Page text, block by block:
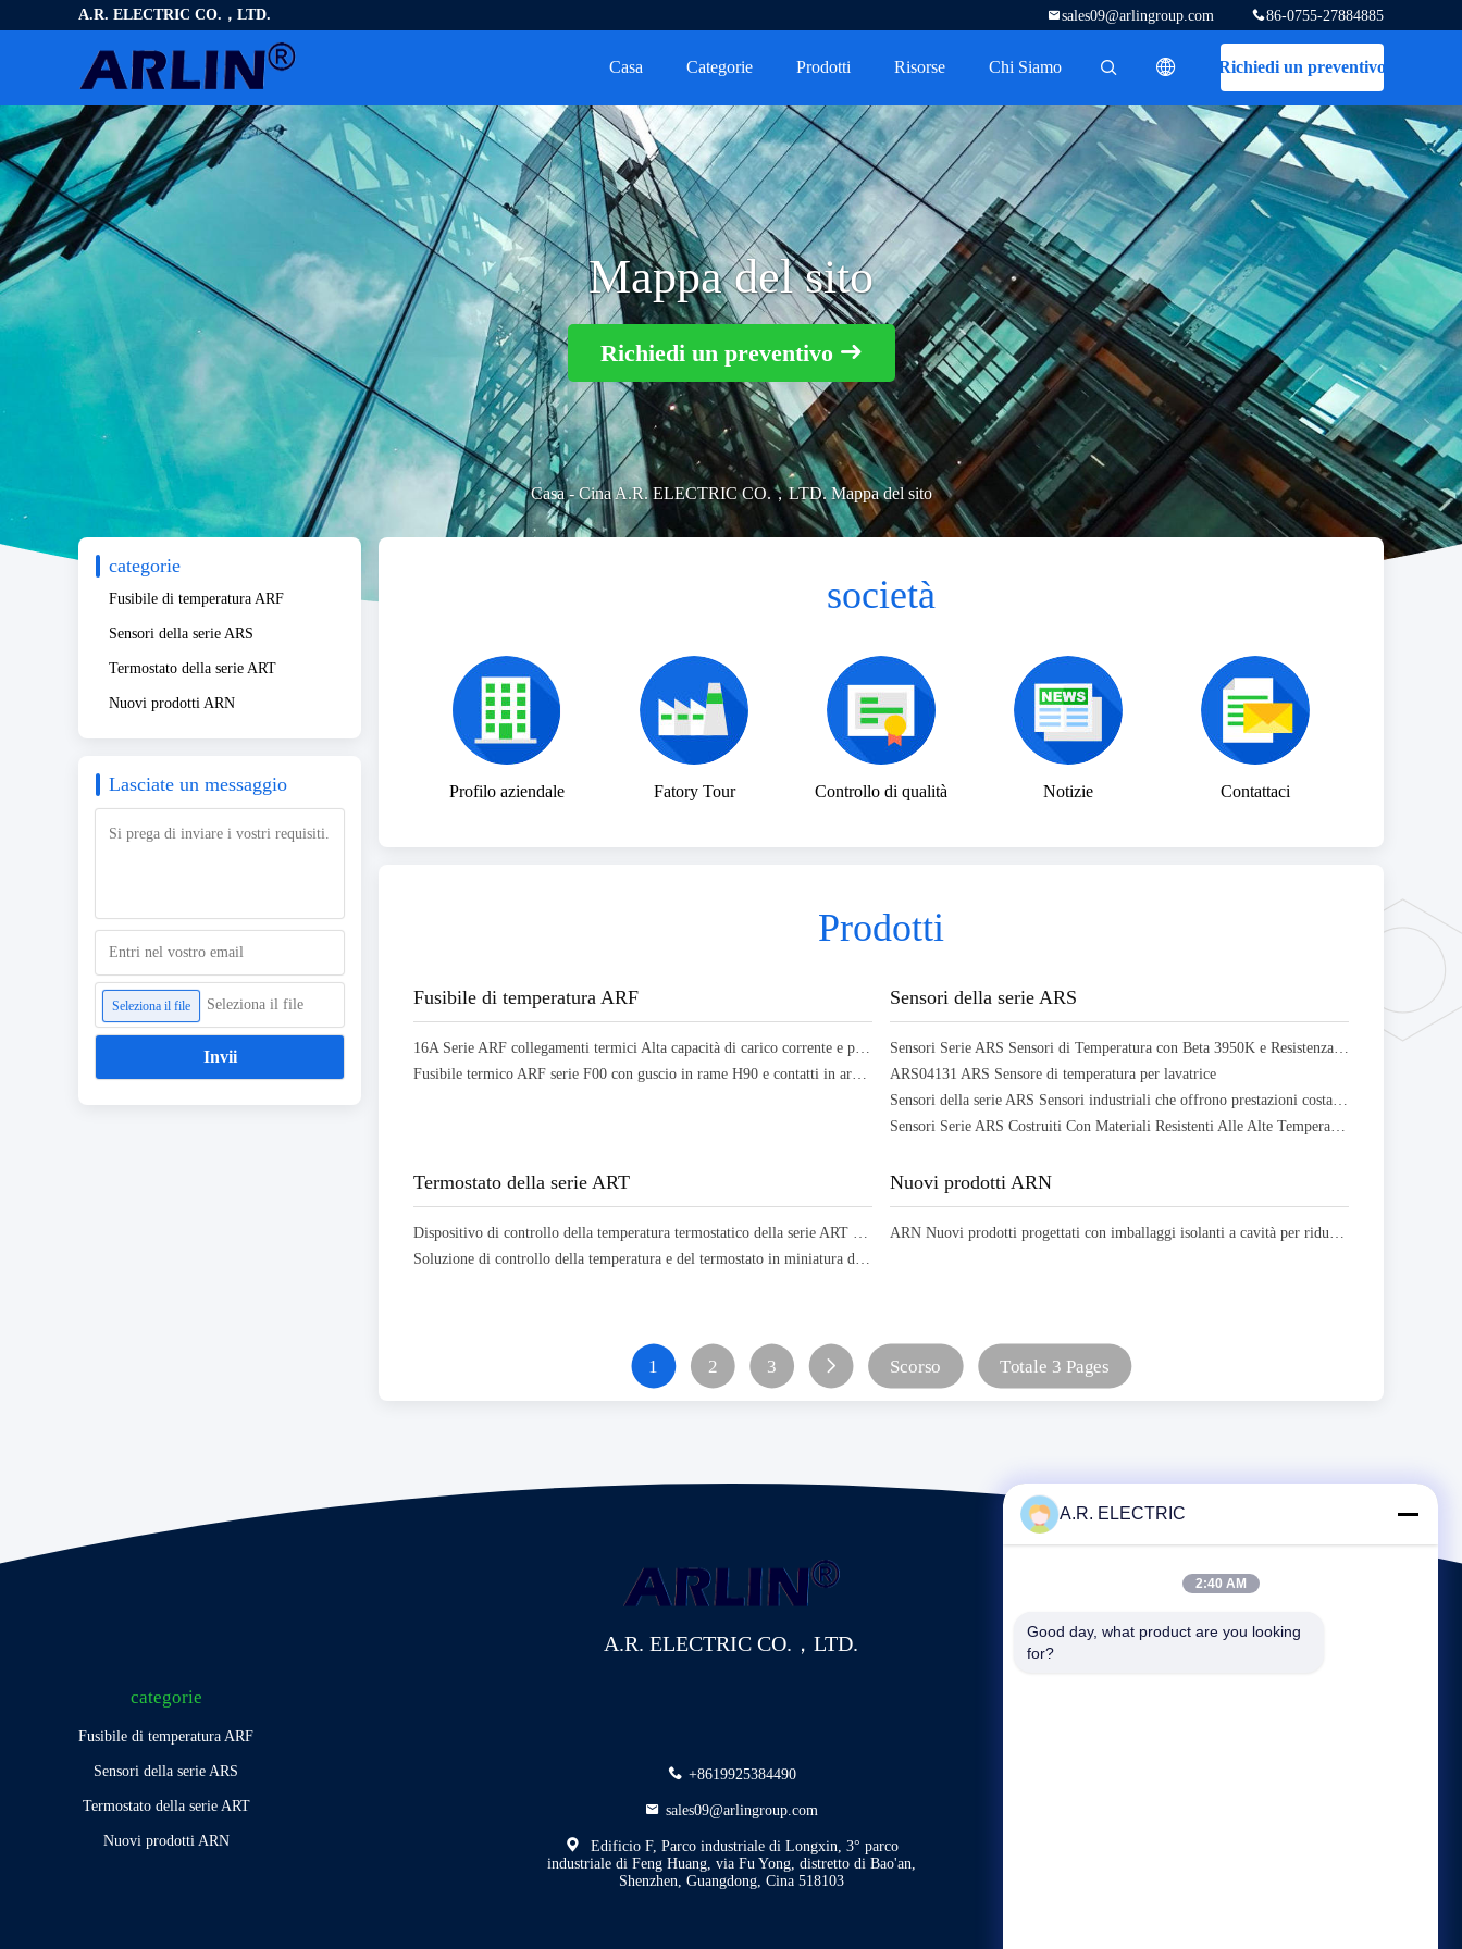
A.R. ELECTRIC CO.，LTD. 86-0755-27884885
sales09@arlingroup.com
Richiedi un preventivo
描述
Casa Categorie Prodotti Risorse Chi Siamo
Mappa del sito
Richiedi un preventivo
Casa-Cina A.R. ELECTRIC CO.，LTD. Mappa del sito
categorie
Fusibile di temperatura ARF
Sensori della serie ARS
Termostato della serie ART
Nuovi prodotti ARN
Lasciate un messaggio
Seleziona il file Seleziona il file
Invii
società
Profilo aziendale Fatory Tour Controllo di qualità Notizie Contattaci
Prodotti
Fusibile di temperatura ARF
16A Serie ARF collegamenti termici Alta capacità di carico corrente e protezione da sovraccarico istantaneo
Fusibile termico ARF serie F00 con guscio in rame H90 e contatti in argento per protezione termica
Sensori della serie ARS
Sensori Serie ARS Sensori di Temperatura con Beta 3950K e Resistenza 10K Ohm Progettati
ARS04131 ARS Sensore di temperatura per lavatrice
Sensori della serie ARS Sensori industriali che offrono prestazioni costanti e accurate acquisizioni di dati
Sensori Serie ARS Costruiti Con Materiali Resistenti Alle Alte Temperature Per Funzionamento A Lungo Termine
Termostato della serie ART
Dispositivo di controllo della temperatura termostatico della serie ART con distributori di colla Caldaie Climatizzatori
Soluzione di controllo della temperatura e del termostato in miniatura della serie ART per elettrodomestici
Nuovi prodotti ARN
ARN Nuovi prodotti progettati con imballaggi isolanti a cavità per ridurre il volume strutturale
1 2 3 Scorso Totale 3 Pages
A.R. ELECTRIC CO.，LTD.
categorie
Fusibile di temperatura ARF
Sensori della serie ARS
Termostato della serie ART
Nuovi prodotti ARN
+8619925384490
sales09@arlingroup.com
Edificio F, Parco industriale di Longxin, 3° parco
industriale di Feng Huang, via Fu Yong, distretto di Bao'an,
Shenzhen, Guangdong, Cina 518103
A.R. ELECTRIC
2:40 AM
Good day, what product are you looking
for?